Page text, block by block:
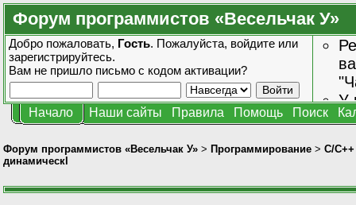
Форум программистов «Весельчак У»
Добро пожаловать, Гость. Пожалуйста, войдите или
зарегистрируйтесь.
Вам не пришло письмо с кодом активации?
У
Начало Наши сайты Правила Помощь Поиск
Форум программистов «Весельчак У» > Программирование > C/C++
динамическl